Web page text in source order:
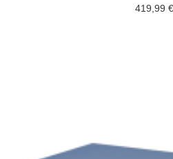
419,99 €